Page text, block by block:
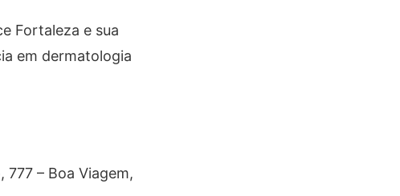
Fortaleza e sua
em dermatologia
– Boa Viagem,